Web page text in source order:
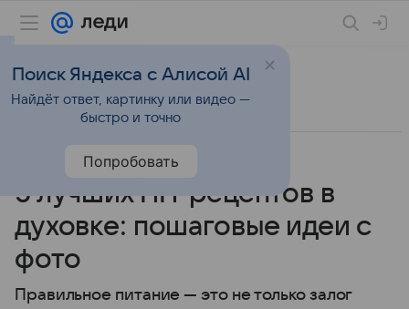
27 мая 2026 Леди Mail Рецепты
5 лучших ПП-рецептов в
духовке: пошаговые идеи с
фото
Правильное питание — это не только залог
Поиск Яндекса с Алисой AI
Найдёт ответ, картинку или видео —
быстро и точно
Попробовать